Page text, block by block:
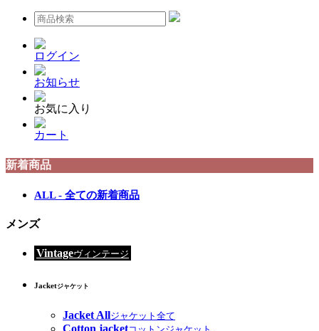
ログイン
お知らせ
お気に入り
カート
新着商品
ALL - 全ての新着商品
メンズ
Vintageヴィンテージ
Jacketジャケット
Jacket Allジャケット全て
Cotton jacket